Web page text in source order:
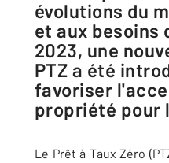
évolutions du
et aux besoins
2023, une
PTZ a été
favoriser
propriété pour
Le Prêt à Taux Zéro